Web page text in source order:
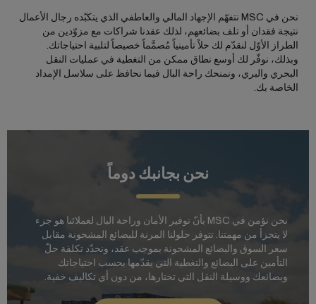
نحن في MSC نتفهّم الإجهاد المالي والعاطفي الذي يتكبّده رجال الأعمال
نتيجة فقدان أو تلف بضائعهم، لذلك عقدنا شراكات مع مزوّدين من
الطراز الأوّل لنقدّم لك حلاً تأمينياً مُصمَّماً خصيصاً لتلبية احتياجاتك.
وبذلك، نوفّر لك أوسع نطاق ممكن من التغطية في عمليات النقل
البحري والبري، ونمنحك راحة البال فيما نحافظ على سلاسل الإمداد
الخاصة بك.
نحن بجانبك دوماً
نحن نؤمن في MSC بأنّ توفير الأمان وراحة البال لعملائنا هو جزء
لا يتجزأ من مهمتنا. تتوفر حلولنا المرنة للبضائع المشحونة مقابل
سعر السوق والبضائع المشحونة بموجب عقد، ونحدّد تكلفة حلّ
التأمين على البضائع والتغطية التي يقدّمها بحسب احتياجاتك
وبضائعك ووسيلة النقل التي تختارها، من دون أي تكاليف خفية.